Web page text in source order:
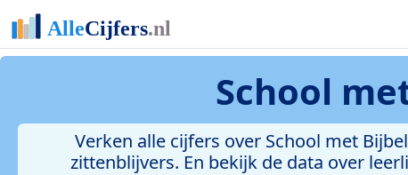
School
Verken alle cijfers over School met
zittenblijvers. En bekijk de data over